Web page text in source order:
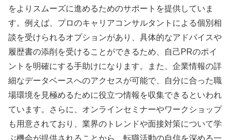
をよりスムーズに進めるためのサポートを提供していま
す。例えば、プロのキャリアコンサルタントによる個別相
談を受けられるオプションがあり、具体的なアドバイスや
履歴書の添削を受けることができるため、自己PRのポイ
ントを明確にする手助けになります。また、企業情報の詳
細なデータベースへのアクセスが可能で、自分に合った職
場環境を見極めるために役立つ情報を収集できるといわれ
ています。さらに、オンラインセミナーやワークショップ
も用意されており、業界のトレンドや面接対策について学
ぶ機会が提供されることから、転職活動の自信を深める一